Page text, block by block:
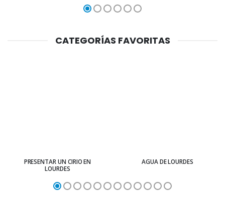
CATEGORÍAS FAVORITAS
PRESENTAR UN CIRIO EN
LOURDES
AGUA DE LOURDES